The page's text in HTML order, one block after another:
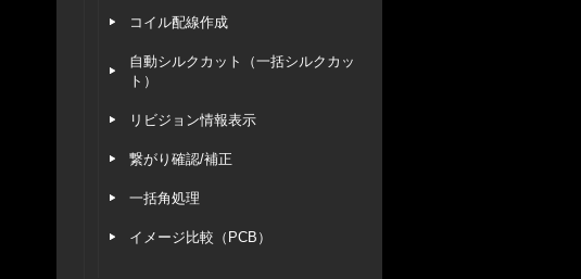
コイル配線作成
自動シルクカット（一括シルクカッ
ト）
リビジョン情報表示
繋がり確認/補正
一括角処理
イメージ比較（PCB）